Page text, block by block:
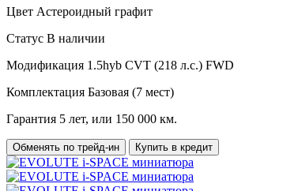
Цвет Астероидный графит
Статус В наличии
Модификация 1.5hyb CVT (218 л.с.) FWD
Комплектация Базовая (7 мест)
Гарантия 5 лет, или 150 000 км.
Обменять по трейд-ин Купить в кредит